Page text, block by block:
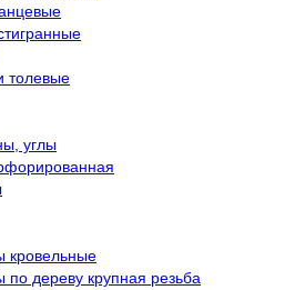
толевые
углы
кровельные
по дереву крупная резьба